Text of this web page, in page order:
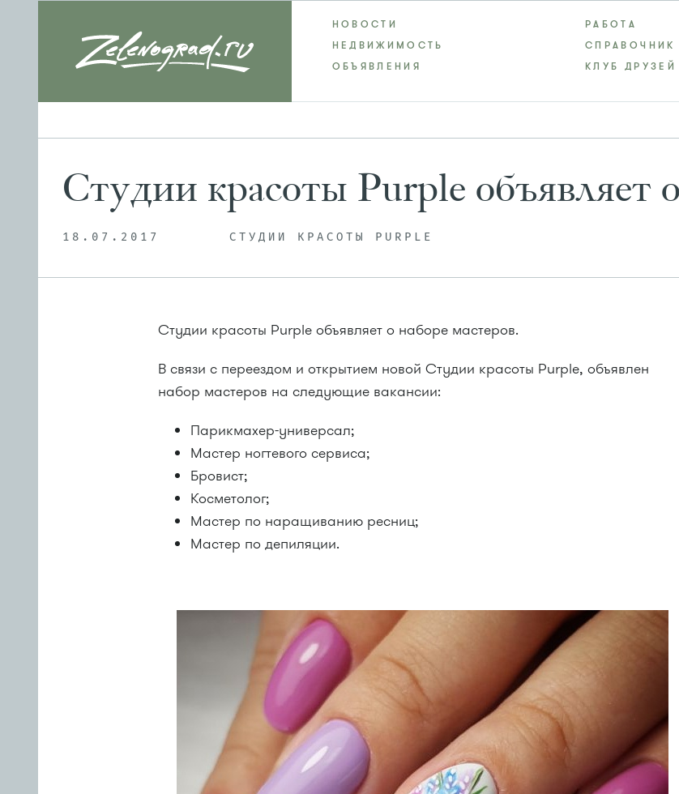
НОВОСТИ
РАБОТА
НЕДВИЖИМОСТЬ
СПРАВОЧНИК
ОБЪЯВЛЕНИЯ
КЛУБ ДРУЗЕЙ
Студии красоты Purple объявляет
18.07.2017 СТУДИИ КРАСОТЫ PURPLE
Студии красоты Purple объявляет о наборе мастеров.
В связи с переездом и открытием новой Студии красоты Purple, объявлен
набор мастеров на следующие вакансии:
Парикмахер-универсал;
Мастер ногтевого сервиса;
Бровист;
Косметолог;
Мастер по наращиванию ресниц;
Мастер по депиляции.